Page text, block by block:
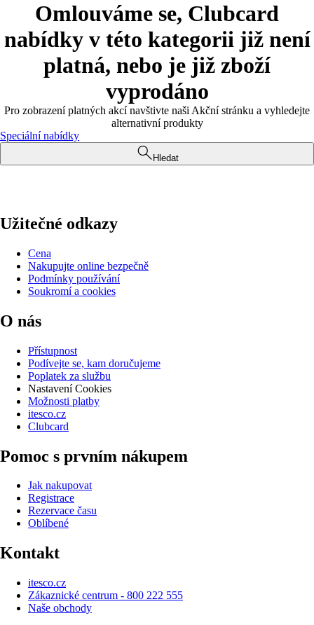
Omlouváme se, Clubcard
nabídky v této kategorii již není
platná, nebo je již zboží
vyprodáno
Pro zobrazení platných akcí navštivte naši Akční stránku a vyhledejte
alternativní produkty
Speciální nabídky
Hledat
Užitečné odkazy
Cena
Nakupujte online bezpečně
Podmínky používání
Soukromí a cookies
O nás
Přístupnost
Podívejte se, kam doručujeme
Poplatek za službu
Nastavení Cookies
Možnosti platby
itesco.cz
Clubcard
Pomoc s prvním nákupem
Jak nakupovat
Registrace
Rezervace času
Oblíbené
Kontakt
itesco.cz
Zákaznické centrum - 800 222 555
Naše obchody